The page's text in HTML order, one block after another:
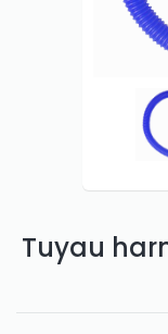
Tuyau